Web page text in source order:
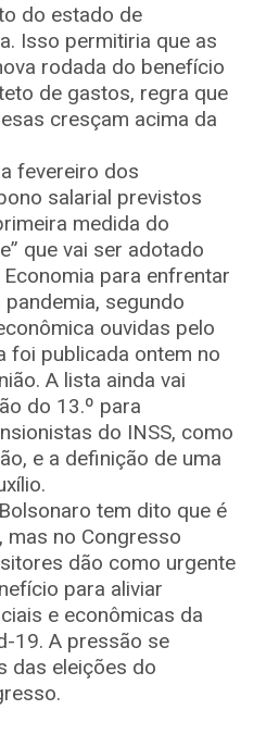
do estado de
Isso permitiria que as
rodada do benefício
de gastos, regra que
cresçam acima da
fevereiro dos
salarial previstos
medida do
que vai ser adotado
para enfrentar
segundo
ouvidas pelo
foi publicada ontem no
A lista ainda vai
do 13.º para
do INSS, como
e a definição de uma
tem dito que é
mas no Congresso
dão como urgente
para aliviar
e econômicas da
19. A pressão se
das eleições do